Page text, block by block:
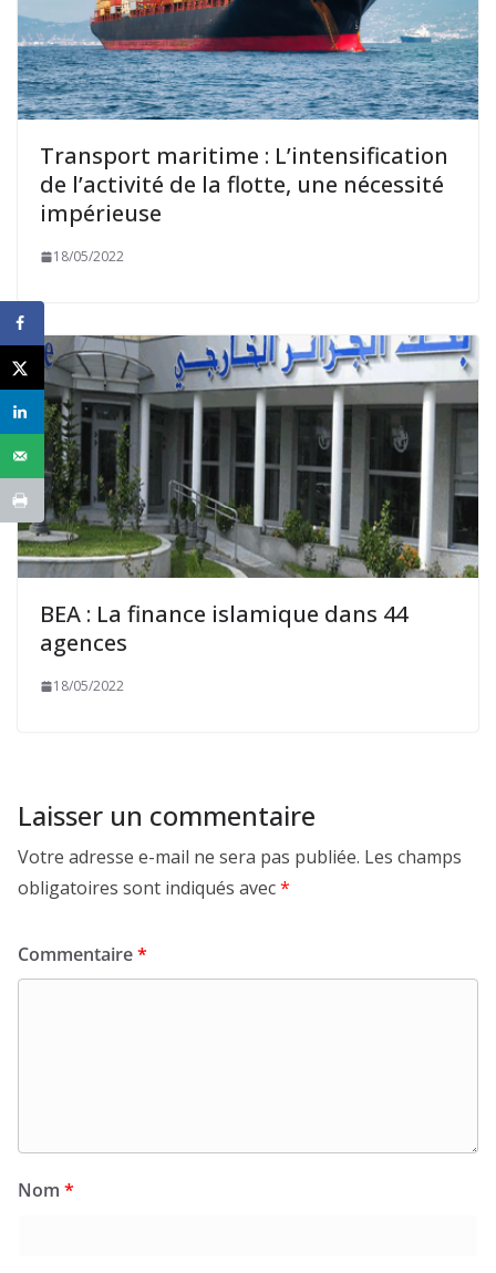
Transport maritime : L’intensification
de l’activité de la flotte, une nécessité
impérieuse
18/05/2022
BEA : La finance islamique dans 44
agences
18/05/2022
Laisser un commentaire
Votre adresse e-mail ne sera pas publiée. Les champs
obligatoires sont indiqués avec*
Commentaire*
Nom *